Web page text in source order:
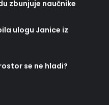
zbunjuje naučnike
ulogu Janice iz
se ne hladi?